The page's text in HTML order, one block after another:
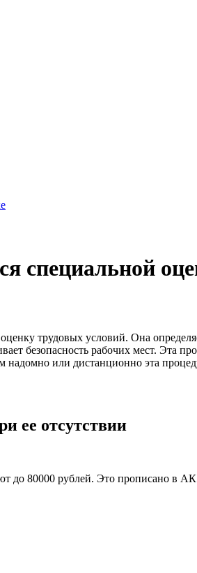
специальной
трудовых условий. Она
безопасность рабочих мест. Эта
или дистанционно эта
ее отсутствии
до 80000 рублей. Это прописано в